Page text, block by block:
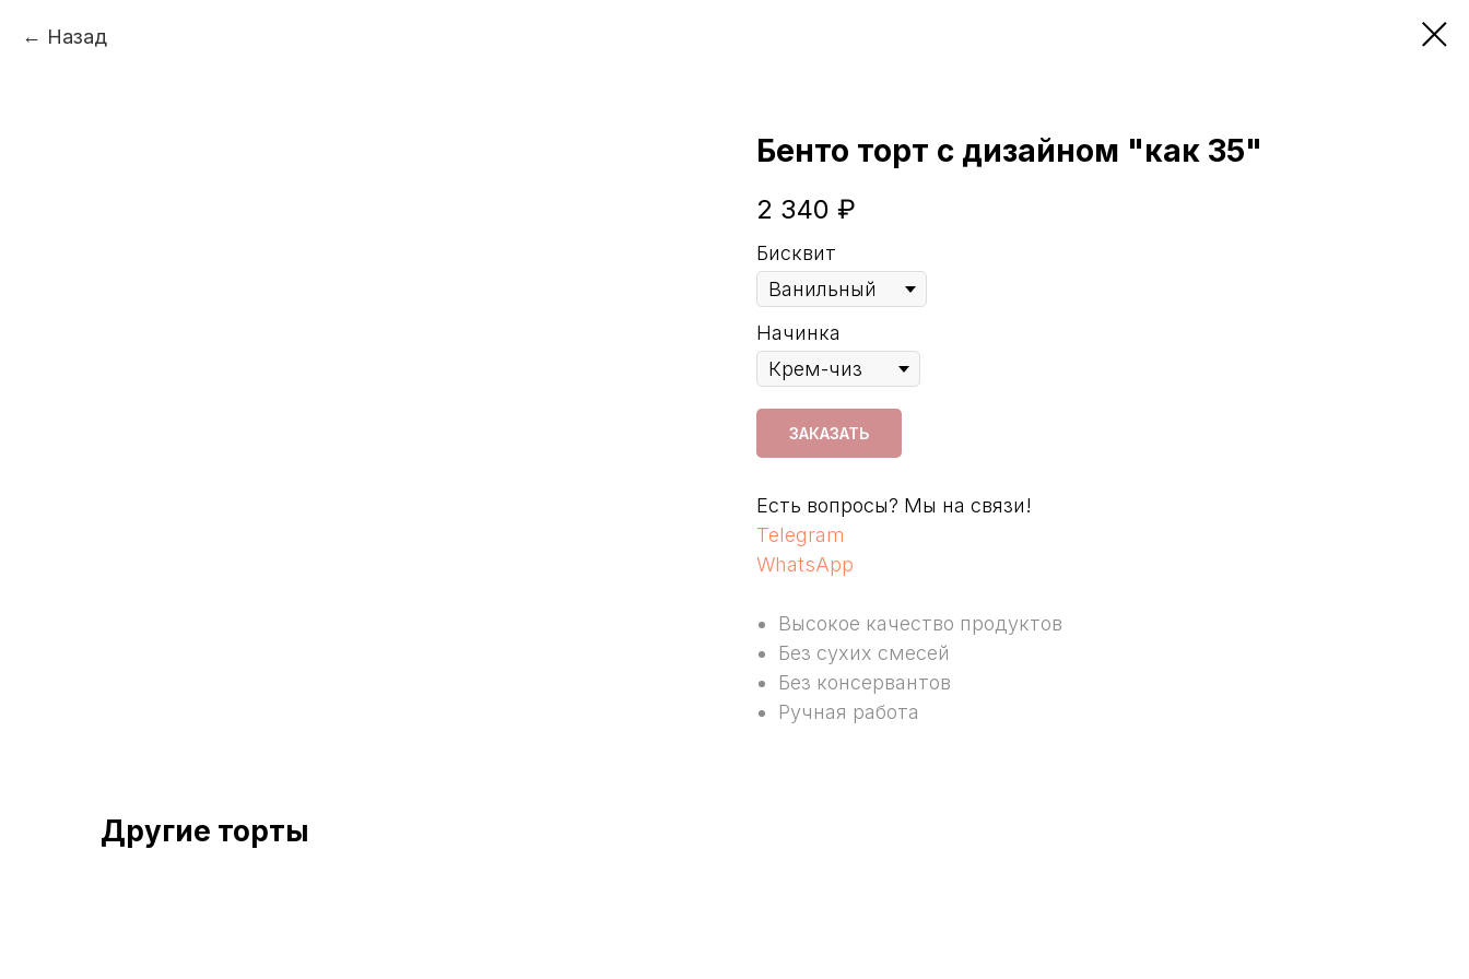
Назад
Бенто торт с дизайном "как 35"
2 340 ₽
Бисквит
Начинка
ЗАКАЗАТЬ
Есть вопросы? Мы на связи!
Telegram
WhatsApp
Высокое качество продуктов
Без сухих смесей
Без консервантов
Ручная работа
Другие торты